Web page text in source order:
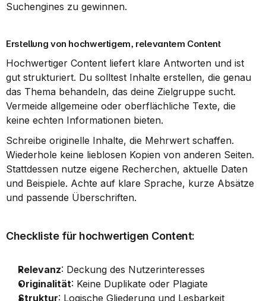
Suchengines zu gewinnen.
Erstellung von hochwertigem, relevantem Content
Hochwertiger Content liefert klare Antworten und ist
gut strukturiert. Du solltest Inhalte erstellen, die genau
das Thema behandeln, das deine Zielgruppe sucht.
Vermeide allgemeine oder oberflächliche Texte, die
keine echten Informationen bieten.
Schreibe originelle Inhalte, die Mehrwert schaffen.
Wiederhole keine lieblosen Kopien von anderen Seiten.
Stattdessen nutze eigene Recherchen, aktuelle Daten
und Beispiele. Achte auf klare Sprache, kurze Absätze
und passende Überschriften.
Checkliste für hochwertigen Content:
Relevanz: Deckung des Nutzerinteresses
Originalität: Keine Duplikate oder Plagiate
Struktur: Logische Gliederung und Lesbarkeit